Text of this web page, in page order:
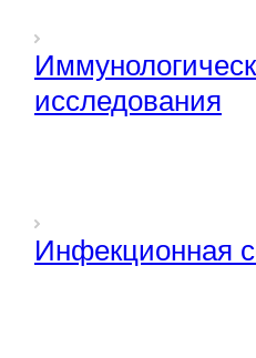
исследования
Инфекционная